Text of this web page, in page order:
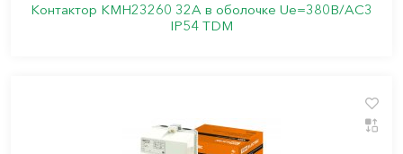
Контактор КМН23260 32А в оболочке Ue=380В/АС3
IP54 TDM